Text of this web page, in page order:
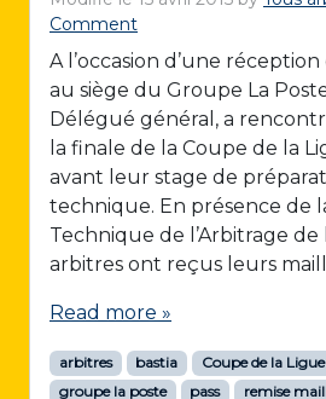
Comment
A l’occasion d’une
au siège du Groupe La
Délégué général, a
la finale de la Coupe de la
avant leur stage de
technique. En présence de
Technique de l’Arbitrage de
arbitres ont reçus leurs
Read more »
arbitres bastia Coupe de la Ligue
groupe la poste
pass remise